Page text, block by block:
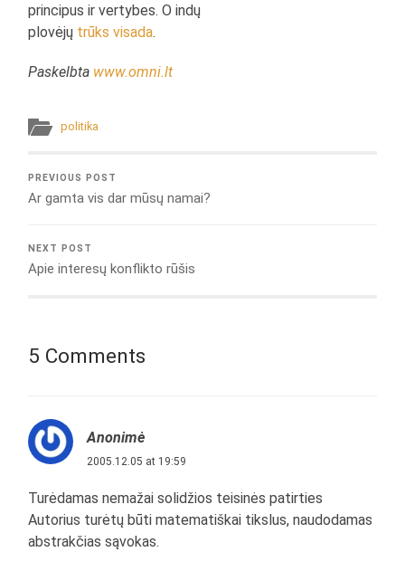
principus ir vertybes. O indų
plovėjų trūks visada.
Paskelbta www.omni.lt
politika
PREVIOUS POST
Ar gamta vis dar mūsų namai?
NEXT POST
Apie interesų konflikto rūšis
5 Comments
Anonimė
2005.12.05 at 19:59
Turėdamas nemažai solidžios teisinės patirties
Autorius turėtų būti matematiškai tikslus, naudodamas
abstrakčias sąvokas.